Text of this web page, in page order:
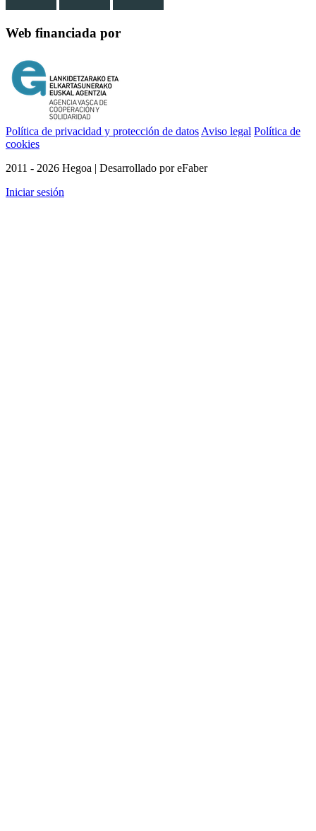
Web financiada por
Política de privacidad y protección de datos Aviso legal Política de
cookies
2011 - 2026 Hegoa | Desarrollado por eFaber
Iniciar sesión